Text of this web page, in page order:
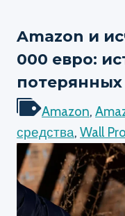
Amazon и
000 евро:
потерянных
Amazon,
средства, Wall